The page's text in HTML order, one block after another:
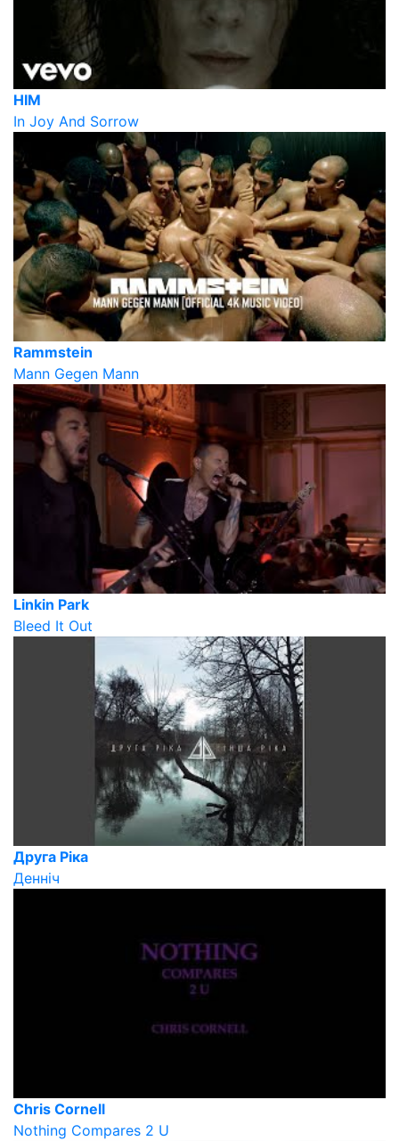
HIM
In Joy And Sorrow
Rammstein
Mann Gegen Mann
Linkin Park
Bleed It Out
Друга Ріка
Денніч
Chris Cornell
Nothing Compares 2 U